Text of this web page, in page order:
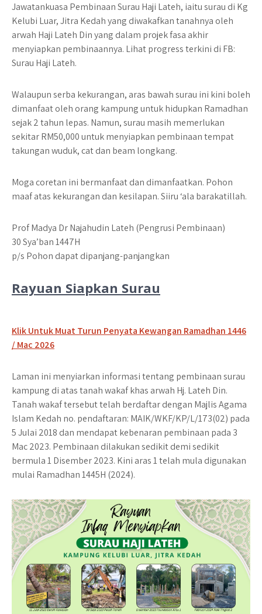
Jawatankuasa Pembinaan Surau Haji Lateh, iaitu surau di Kg
Kelubi Luar, Jitra Kedah yang diwakafkan tanahnya oleh
arwah Haji Lateh Din yang dalam projek fasa akhir
menyiapkan pembinaannya. Lihat progress terkini di FB:
Surau Haji Lateh.
Walaupun serba kekurangan, aras bawah surau ini kini boleh
dimanfaat oleh orang kampung untuk hidupkan Ramadhan
sejak 2 tahun lepas. Namun, surau masih memerlukan
sekitar RM50,000 untuk menyiapkan pembinaan tempat
takungan wuduk, cat dan beam longkang.
Moga coretan ini bermanfaat dan dimanfaatkan. Pohon
maaf atas kekurangan dan kesilapan. Siiru ‘ala barakatillah.
Prof Madya Dr Najahudin Lateh (Pengrusi Pembinaan)
30 Sya’ban 1447H
p/s Pohon dapat dipanjang-panjangkan
Rayuan Siapkan Surau
Klik Untuk Muat Turun Penyata Kewangan Ramadhan 1446
/ Mac 2026
Laman ini menyiarkan informasi tentang pembinaan surau
kampung di atas tanah wakaf khas arwah Hj. Lateh Din.
Tanah wakaf tersebut telah berdaftar dengan Majlis Agama
Islam Kedah no. pendaftaran: MAIK/WKF/KP/L/173(02) pada
5 Julai 2018 dan mendapat kebenaran pembinaan pada 3
Mac 2023. Pembinaan dilakukan sedikit demi sedikit
bermula 1 Disember 2023. Kini aras 1 telah mula digunakan
mulai Ramadhan 1445H (2024).